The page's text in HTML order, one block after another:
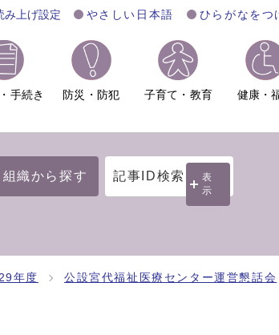
み上げ設定 やさしい日本語 ひらがなをつ
手続き 防災・防犯 子育て・教育 健康・
組織から探す 記事ID検索
表
示
年度 公設宮代福祉医療センター運営懇話会